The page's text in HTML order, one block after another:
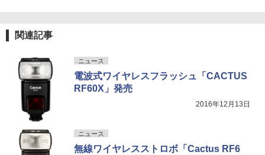
関連記事
ニュース
電波式ワイヤレスフラッシュ「CACTUS
RF60X」発売
2016年12月13日
ニュース
無線ワイヤレスストロボ「Cactus RF6